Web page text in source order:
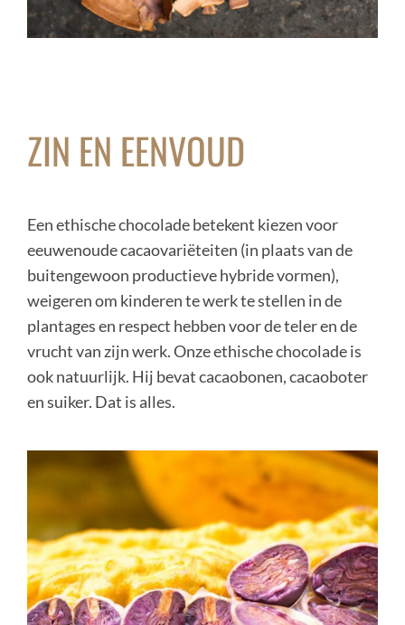
ZIN EN EENVOUD
Een ethische chocolade betekent kiezen voor
eeuwenoude cacaovariëteiten (in plaats van de
buitengewoon productieve hybride vormen),
weigeren om kinderen te werk te stellen in de
plantages en respect hebben voor de teler en de
vrucht van zijn werk. Onze ethische chocolade is
ook natuurlijk. Hij bevat cacaobonen, cacaoboter
en suiker. Dat is alles.